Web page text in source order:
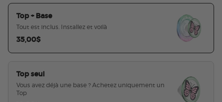
Top + Base
Tout est inclus. Installez et voilà
35,00$
Top seul
Vous avez déjà une base ? Achetez uniquement un
Top